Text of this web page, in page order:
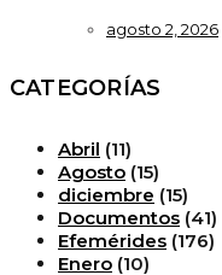
agosto 2, 2026
CATEGORÍAS
Abril (11)
Agosto (15)
diciembre (15)
Documentos (41)
Efemérides (176)
Enero (10)